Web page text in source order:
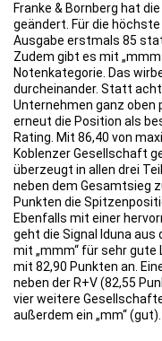
Franke & Bornberg hat
geändert. Für die
Ausgabe erstmals 85
Zudem gibt es mit
Notenkategorie. Das
durcheinander. Statt
Unternehmen ganz oben
erneut die Position als
Rating. Mit 86,40 von
Koblenzer Gesellschaft
überzeugt in allen drei
neben dem Gesamtsieg
Punkten die
Ebenfalls mit einer
geht die Signal Iduna aus
mit „mmm“ für sehr
mit 82,90 Punkten an.
neben der R+V (82,55
vier weitere
außerdem ein „mm“ (gut).